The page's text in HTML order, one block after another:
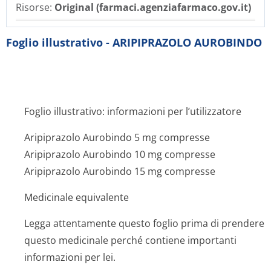
Risorse: Original (farmaci.agenziafarmaco.gov.it)
Foglio illustrativo - ARIPIPRAZOLO AUROBINDO
Foglio illustrativo: informazioni per l’utilizzatore
Aripiprazolo Aurobindo 5 mg compresse
Aripiprazolo Aurobindo 10 mg compresse
Aripiprazolo Aurobindo 15 mg compresse
Medicinale equivalente
Legga attentamente questo foglio prima di prendere
questo medicinale perché contiene importanti
informazioni per lei.